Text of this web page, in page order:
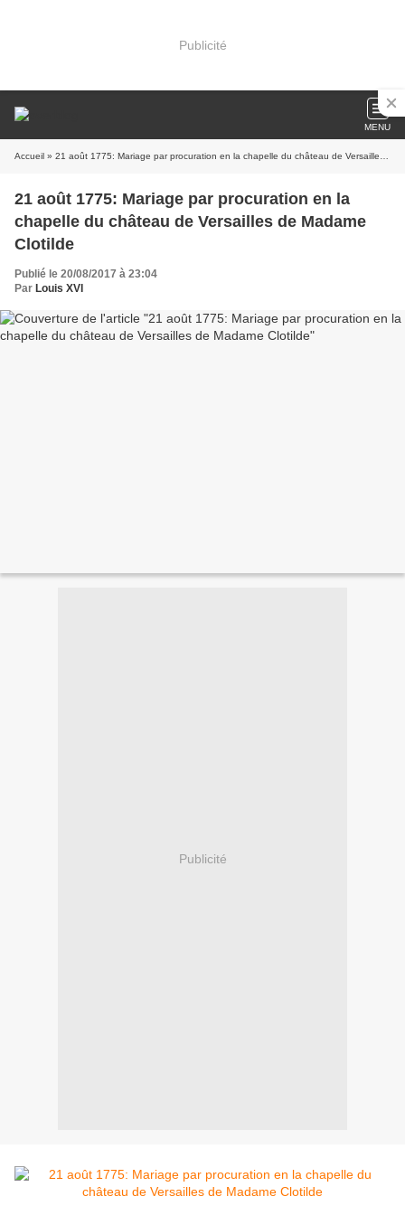
Publicité
MENU
Accueil » 21 août 1775: Mariage par procuration en la chapelle du château de Versailles de Madame Clotilde
21 août 1775: Mariage par procuration en la
chapelle du château de Versailles de Madame
Clotilde
Publié le 20/08/2017 à 23:04
Par Louis XVI
Publicité